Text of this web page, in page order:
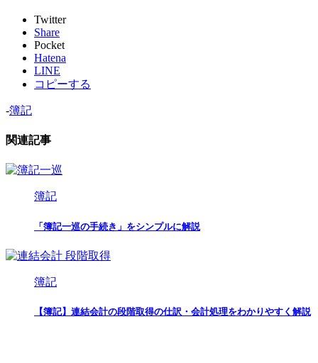
Twitter
Share
Pocket
Hatena
LINE
コピーする
-簿記
関連記事
簿記
「簿記一巡の手続き」をシンプルに解説
簿記
【簿記】連結会計の段階取得の仕訳・会計処理をわかりやすく解説